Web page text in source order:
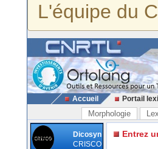
L'équipe du
Accueil Portail
Morphologie
Dicosyn
CRISCO
Entrez